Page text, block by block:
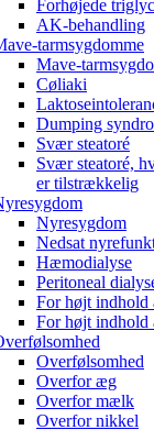
Forhøjede
AK-behandling
tarmsygdomme
Mave-
Cøliaki
Dumping
Svær steatoré
Svær steatoré,
er tilstrækkelig
Nyresygdom
Nedsat
Hæmodialyse
Peritoneal
For højt indhold
For højt indhold
Overfølsomhed
Overfor æg
Overfor mælk
Overfor nikkel